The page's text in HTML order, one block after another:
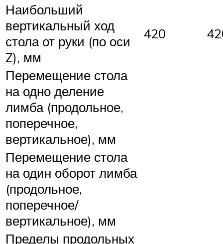
Наибольший
вертикальный ход
стола от руки (по оси
Z), мм
420
Перемещение стола
на одно деление
лимба (продольное,
поперечное,
вертикальное), мм
Перемещение стола
на один оборот лимба
(продольное,
поперечное/
вертикальное), мм
Пределы продольных